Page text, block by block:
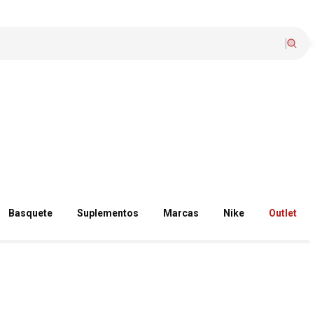
Basquete Suplementos Marcas Nike Outlet